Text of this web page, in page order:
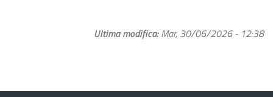
Ultima modifica Mar, 30/06/2026 - 12:38